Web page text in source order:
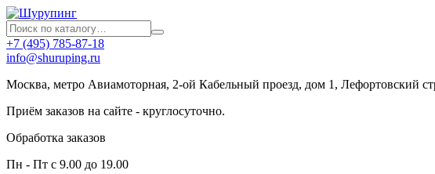
+7 (495) 785-87-18
info@shuruping.ru
Москва, метро Авиамоторная, 2-ой Кабельный проезд, дом 1, Лефортовский
Приём заказов на сайте - круглосуточно.
Обработка заказов
Пн - Пт с 9.00 до 19.00